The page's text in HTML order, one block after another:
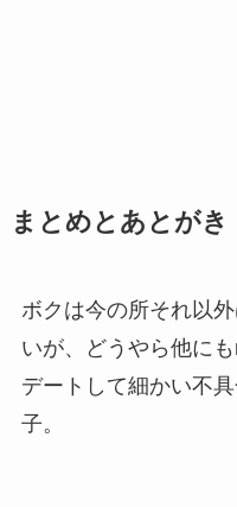
まとめとあとがき
ボクは今の所それ以
いが、どうやら他に
デートして細かい不
子。